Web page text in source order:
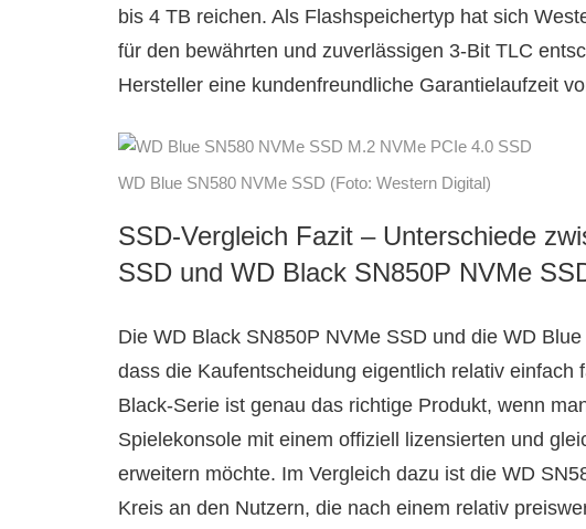
bis 4 TB reichen. Als Flashspeichertyp hat sich
für den bewährten und zuverlässigen 3-Bit TLC
Hersteller eine kundenfreundliche Garantielaufzeit
WD Blue SN580 NVMe SSD (Foto: Western Digital)
SSD-Vergleich Fazit – Unterschiede
SSD und WD Black SN850P NVMe
Die WD Black SN850P NVMe SSD und die WD
dass die Kaufentscheidung eigentlich relativ einfach
Black-Serie ist genau das richtige Produkt, wenn
Spielekonsole mit einem offiziell lizensierten und
erweitern möchte. Im Vergleich dazu ist die WD
Kreis an den Nutzern, die nach einem relativ